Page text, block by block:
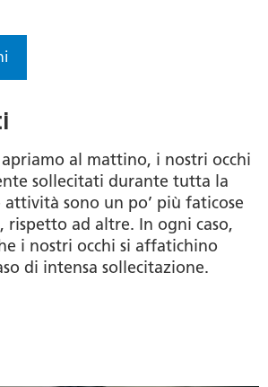
al mattino, i nostri occhi
sollecitati durante tutta la
sono un po’ più faticose
rispetto ad altre. In ogni caso,
i nostri occhi si affatichino
di intensa sollecitazione.